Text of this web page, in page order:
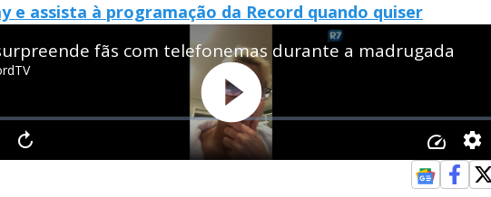
e assista à programação da Record quando quiser